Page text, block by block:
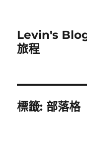
Levin's
旅程
標籤: 部落格